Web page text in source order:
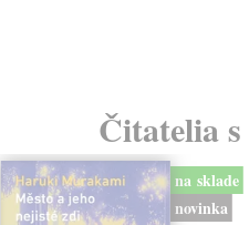
Čitatelia
na sklade
novinka